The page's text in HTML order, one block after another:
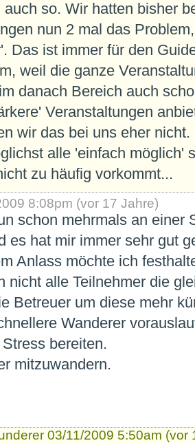
so. Wir hatten bisher
nun 2 mal das
Das ist immer für den
weil die ganze
danach Bereich auch
Veranstaltungen
wir das bei uns eher
alle 'einfach möglich'
zu häufig vorkommt...
8:08pm (vor 17 Jahre)
schon mehrmals an einer
es hat mir immer sehr gut
Anlass möchte ich
nicht alle Teilnehmer die
Betreuer um diese mehr
Wanderer
bereiten.
mitzuwandern.
03/11/2009 5:50am (vor